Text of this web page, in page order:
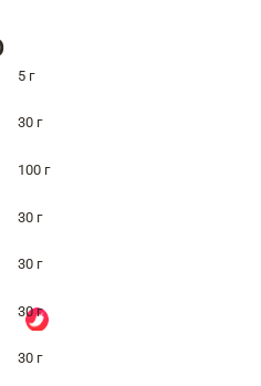
5 г
30 г
100 г
30 г
30 г
30 г
30 г